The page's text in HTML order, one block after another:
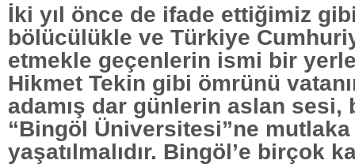
İki yıl önce de ifade ettiğimiz
bölücülükle ve Türkiye
etmekle geçenlerin ismi bir
Hikmet Tekin gibi ömrünü
adamış dar günlerin aslan sesi,
“Bingöl Üniversitesi”ne
yaşatılmalıdır. Bingöl’e birçok